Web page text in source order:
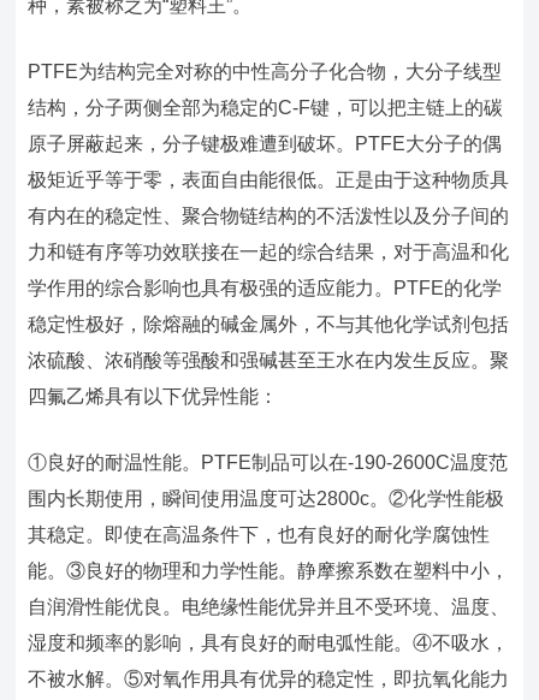
种，素被称之为“塑料王”。
PTFE为结构完全对称的中性高分子化合物，大分子线型
结构，分子两侧全部为稳定的C-F键，可以把主链上的碳
原子屏蔽起来，分子键极难遭到破坏。PTFE大分子的偶
极矩近乎等于零，表面自由能很低。正是由于这种物质具
有内在的稳定性、聚合物链结构的不活泼性以及分子间的
力和链有序等功效联接在一起的综合结果，对于高温和化
学作用的综合影响也具有极强的适应能力。PTFE的化学
稳定性极好，除熔融的碱金属外，不与其他化学试剂包括
浓硫酸、浓硝酸等强酸和强碱甚至王水在内发生反应。聚
四氟乙烯具有以下优异性能：
①良好的耐温性能。PTFE制品可以在-190-2600C温度范
围内长期使用，瞬间使用温度可达2800c。②化学性能极
其稳定。即使在高温条件下，也有良好的耐化学腐蚀性
能。③良好的物理和力学性能。静摩擦系数在塑料中小，
自润滑性能优良。电绝缘性能优异并且不受环境、温度、
湿度和频率的影响，具有良好的耐电弧性能。④不吸水，
不被水解。⑤对氧作用具有优异的稳定性，即抗氧化能力